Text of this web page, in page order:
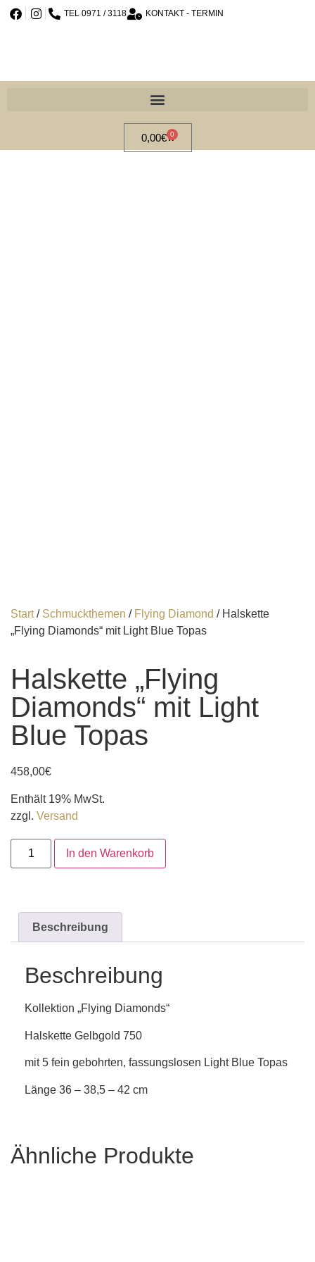
TEL 0971 / 3118 KONTAKT - TERMIN
0,00€ 0
Start/ Schmuckthemen / Flying Diamond / Halskette
„Flying Diamonds“ mit Light Blue Topas
Halskette „Flying
Diamonds“ mit Light
Blue Topas
458,00€
Enthält 19% MwSt.
zzgl. Versand
In den Warenkorb
Beschreibung
Beschreibung
Kollektion „Flying Diamonds“
Halskette Gelbgold 750
mit 5 fein gebohrten, fassungslosen Light Blue Topas
Länge 36 – 38,5 – 42 cm
Ähnliche Produkte